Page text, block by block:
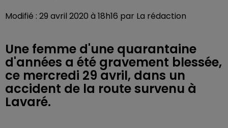
Modifié : 29 avril 2020 à 18h16 par La rédaction
Une femme d'une quarantaine
d'années a été gravement blessée,
ce mercredi 29 avril, dans un
accident de la route survenu à
Lavaré.